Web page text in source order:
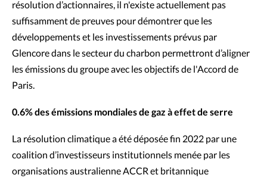
résolution d’actionnaires, il n'existe actuellement pas
suffisamment de preuves pour démontrer que les
développements et les investissements prévus par
Glencore dans le secteur du charbon permettront d’aligner
les émissions du groupe avec les objectifs de l'Accord de
Paris.
0.6% des émissions mondiales de gaz à effet de serre
La résolution climatique a été déposée fin 2022 par une
coalition d’investisseurs institutionnels menée par les
organisations australienne ACCR et britannique